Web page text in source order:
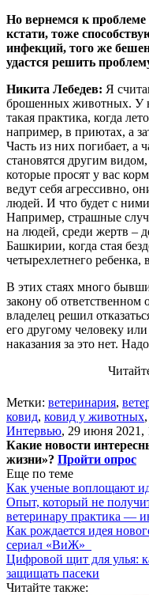
Но вернемся к
кстати, тоже
инфекций, того же
удастся решить
Никита Лебедев: Я
брошенных животных. У
такая практика, когда
например, в приютах, а
Часть из них погибает, а
становятся другим
которые просят у вас
ведут себя агрессивно,
людей. И что будет с
Например, страшные
на людей, среди жертв –
Башкирии, когда стая
четырехлетнего ребенка,
В этих стаях много
закону об
владелец решил
его другому человеку
наказания за это нет.
Метки: ветеринария,
ковид, ковид у животных,
Интервью, 29 июня 2021,
Какие новости
жизни»? Пройти опрос
Еще по теме
Как ученые воплощают
Опыт, который не
ветеринару практика —
Как рождается идея
сериал «ВиЖ»
Цифровой щит для улья:
защищать пасеки
Читайте также: